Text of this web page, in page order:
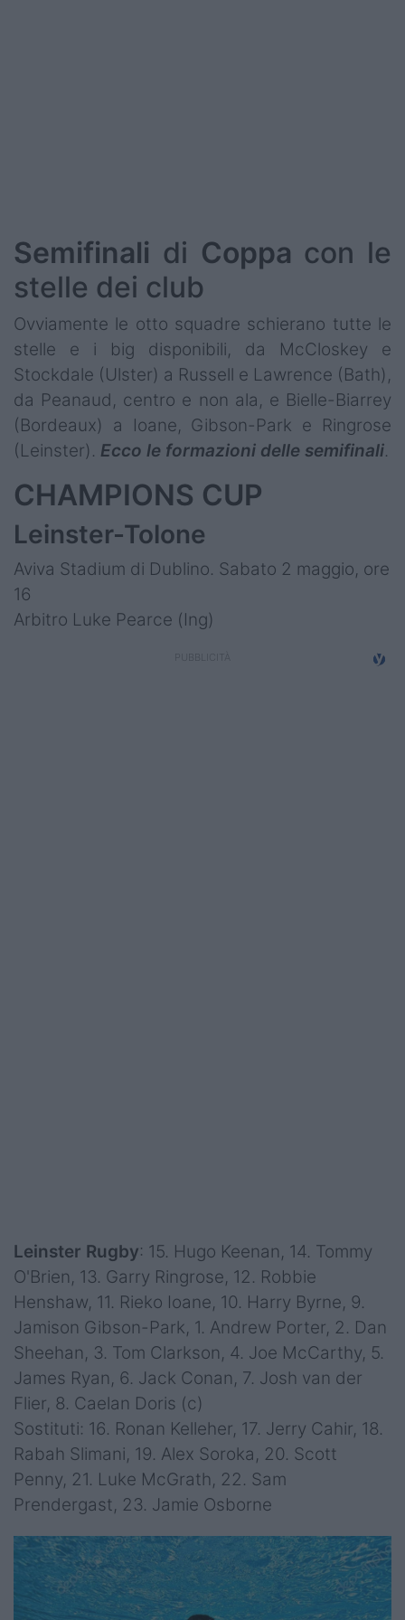
Semifinali di Coppa con le
stelle dei club
Ovviamente le otto squadre schierano tutte le
stelle e i big disponibili, da McCloskey e
Stockdale (Ulster) a Russell e Lawrence (Bath),
da Peanaud, centro e non ala, e Bielle-Biarrey
(Bordeaux) a Ioane, Gibson-Park e Ringrose
(Leinster). Ecco le formazioni delle semifinali.
CHAMPIONS CUP
Leinster-Tolone
Aviva Stadium di Dublino. Sabato 2 maggio, ore
16
Arbitro Luke Pearce (Ing)
Leinster Rugby: 15. Hugo Keenan, 14. Tommy
O'Brien, 13. Garry Ringrose, 12. Robbie
Henshaw, 11. Rieko Ioane, 10. Harry Byrne, 9.
Jamison Gibson-Park, 1. Andrew Porter, 2. Dan
Sheehan, 3. Tom Clarkson, 4. Joe McCarthy, 5.
James Ryan, 6. Jack Conan, 7. Josh van der
Flier, 8. Caelan Doris (c)
Sostituti: 16. Ronan Kelleher, 17. Jerry Cahir, 18.
Rabah Slimani, 19. Alex Soroka, 20. Scott
Penny, 21. Luke McGrath, 22. Sam
Prendergast, 23. Jamie Osborne